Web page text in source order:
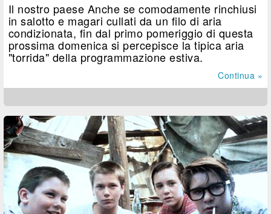
Il nostro paese Anche se comodamente rinchiusi
in salotto e magari cullati da un filo di aria
condizionata, fin dal primo pomeriggio di questa
prossima domenica si percepisce la tipica aria
"torrida" della programmazione estiva.
Continua »